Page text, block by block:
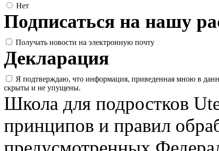
Нет
Подписаться на нашу
Получать новости на электронную почту
Декларация
Я подтверждаю, что информация, приведенная мною в
скрыты и не упущены.
Школа для подростков
принципов и правил